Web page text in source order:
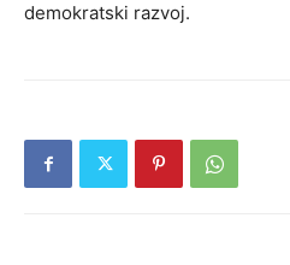
demokratski razvoj.